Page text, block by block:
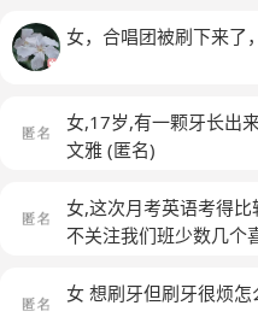
会尊重人这个那个的我
女，合唱团被刷下来
女,17岁,有一颗牙长出
文雅 (匿名)
女,这次月考英语考得
不关注我们班少数几个
得特别松，教的时候也
女 想刷牙但刷牙很烦